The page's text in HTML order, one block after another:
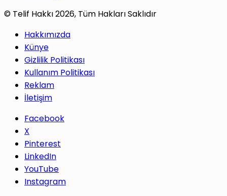
© Telif Hakkı 2026, Tüm Hakları Saklıdır
Hakkımızda
Künye
Gizlilik Politikası
Kullanım Politikası
Reklam
İletişim
Facebook
X
Pinterest
LinkedIn
YouTube
Instagram